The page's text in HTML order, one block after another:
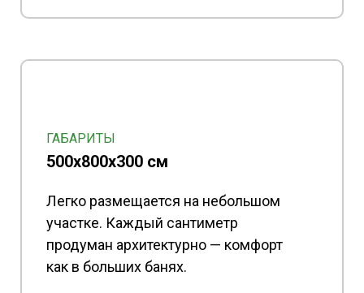
Легко размещается на небольшом
участке. Каждый сантиметр
продуман архитектурно — комфорт
как в больших банях.
500х800x300 см
ГАБАРИТЫ